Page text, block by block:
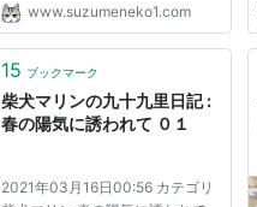
www.suzumeneko1.com
15 ブックマーク
柴犬マリンの九十九里日記 :
春の陽気に誘われて ０１
2021年03月16日00:56 カテゴリ